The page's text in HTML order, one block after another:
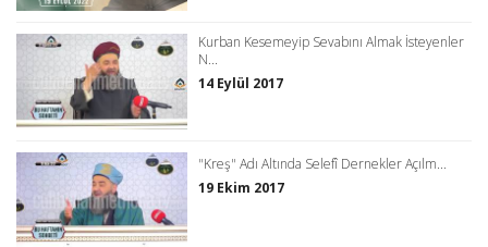
Kurban Kesemeyip Sevabını Almak İsteyenler
N...
14 Eylül 2017
"Kreş" Adı Altında Selefî Dernekler Açılm...
19 Ekim 2017